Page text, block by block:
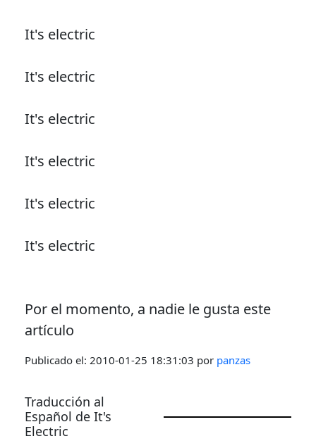
It's electric
It's electric
It's electric
It's electric
It's electric
It's electric
Por el momento, a nadie le gusta este
artículo
Publicado el: 2010-01-25 18:31:03 por panzas
Traducción al
Español de It's
Electric